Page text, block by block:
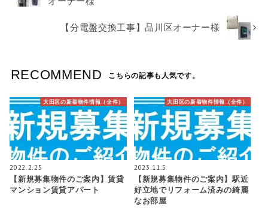
【分電盤交換工事】品川区オーナー様
RECOMMEND こちらの記事も人気です。
大田区の新着物件情報（全件）
2022.2.25
【新規募集物件のご案内】賃貸
マンション賃貸アパート
大田区の新着物件情報（全件）
2023.11.5
【新規募集物件のご案内】駅近
好立地でリフォーム済みの綺麗
なお部屋